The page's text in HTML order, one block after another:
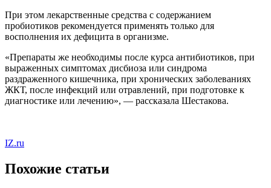
При этом лекарственные средства с содержанием
пробиотиков рекомендуется применять только для
восполнения их дефицита в организме.
«Препараты же необходимы после курса антибиотиков, при
выраженных симптомах дисбиоза или синдрома
раздраженного кишечника, при хронических заболеваниях
ЖКТ, после инфекций или отравлений, при подготовке к
диагностике или лечению», — рассказала Шестакова.
IZ.ru
Похожие статьи